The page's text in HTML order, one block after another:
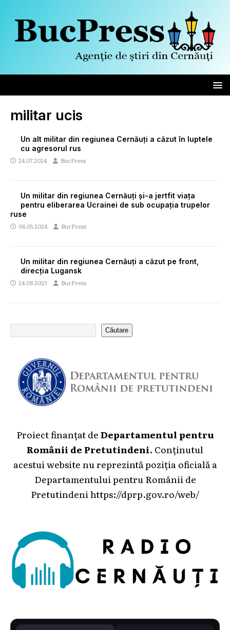
militar ucis
Un alt militar din regiunea Cernăuți a căzut în luptele
cu agresorul rus
24.07.2024 BucPress
Un militar din regiunea Cernăuți și-a jertfit viața
pentru eliberarea Ucrainei de sub ocupația trupelor
ruse
06.05.2024 BucPress
Un militar din regiunea Cernăuți a căzut pe front,
direcția Lugansk
24.08.2023 BucPress
Căutare
Proiect finanțat deDepartamentul pentru
Românii de Pretutindeni. Conținutul
acestui website nu reprezintă poziția oficială a
Departamentului pentru Românii de
Pretutindeni https://dprp.gov.ro/web/